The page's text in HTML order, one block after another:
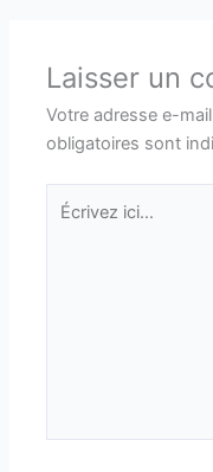
Laisser un
Votre adresse e-
obligatoires sont
Écrivez